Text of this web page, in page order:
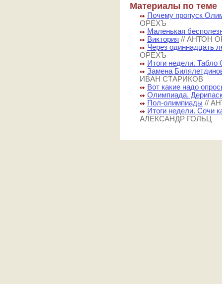
Материалы по теме
Почему пропуск
ОРЕХЪ
Маленькая
Виктория // АНТОН
Через одиннадцать
ОРЕХЪ
Итоги недели.
Замена
ИВАН СТАРИКОВ
Вот какие надо
Олимпиада.
Пол-олимпиады //
Итоги недели. Сочи
АЛЕКСАНДР ГОЛЬЦ